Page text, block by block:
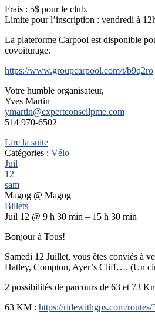
Frais : 5$ pour le club.
Limite pour l’inscription : vendredi à
La plateforme Carpool est disponible
covoiturage.
https://www.groupcarpool.com/t/b9q2ro
Votre humble organisateur,
Yves Martin
ymartin@expertconseilpme.com
514 970-6502
Lire la suite
Catégories : Vélo
Juil
12
sam
Magog @ Magog
Billets
Juil 12 @ 9 h 30 min – 15 h 30 min
Bonjour à Tous!
Samedi 12 Juillet, vous êtes conviés à
Hatley, Compton, Ayer’s Cliff…. (Un
2 possibilités de parcours de 63 et 73
63 KM : https://ridewithgps.com/routes/